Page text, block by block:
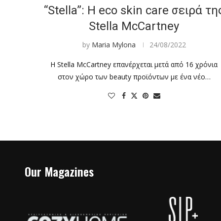
“Stella”: Η eco skin care σειρά
Stella McCartney
by Maria Mylona 24/08/2022
H Stella McCartney επανέρχεται μετά από 16 χρόνια
στον χώρο των beauty προϊόντων με ένα νέο…
Our Magazines